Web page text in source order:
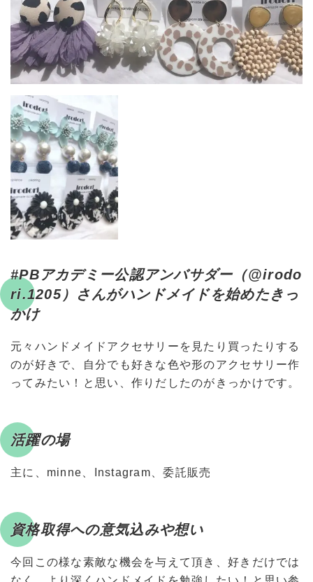
#PBアカデミー公認アンバサダー（@irodo
ri.1205）さんがハンドメイドを始めたきっ
かけ
元々ハンドメイドアクセサリーを見たり買ったりする
のが好きで、自分でも好きな色や形のアクセサリー作
ってみたい！と思い、作りだしたのがきっかけです。
活躍の場
主に、minne、Instagram、委託販売
資格取得への意気込みや想い
今回この様な素敵な機会を与えて頂き、好きだけでは